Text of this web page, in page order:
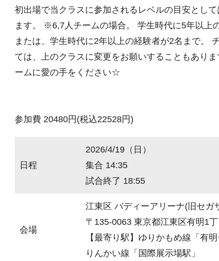
初出場で当クラスに参加されるレベルの目安とし
ます。 ※6,7人チームの場合。 学生時代に5年以上
または、学生時代に2年以上の経験者が2名まで。
ては、上のクラスに変更をお願いすることもあり
ームに愛の手をください☆
参加費 20480円(税込22528円)
日程
2026/4/19（日）
集合 14:35
試合終了 18:55
会場
江東区 バディーアリーナ(旧セガ
〒135-0063 東京都江東区有明1
【最寄り駅】ゆりかもめ線「有
りんかい線「国際展示場駅」